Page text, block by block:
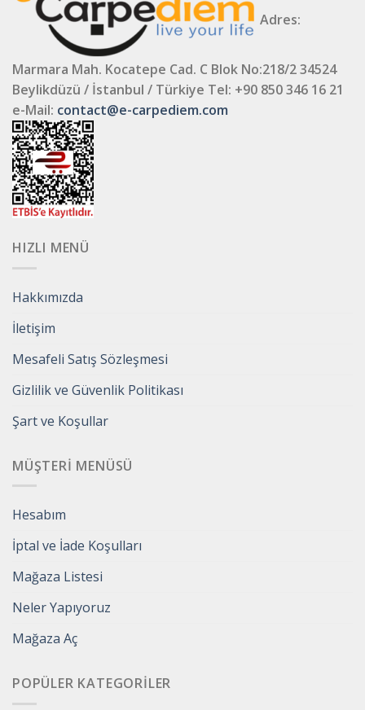
Adres:
Marmara Mah. Kocatepe Cad. C Blok No:218/2 34524
Beylikdüzü / İstanbul / Türkiye Tel: +90 850 346 16 21
e-Mail: contact@e-carpediem.com
HIZLI MENÜ
Hakkımızda
İletişim
Mesafeli Satış Sözleşmesi
Gizlilik ve Güvenlik Politikası
Şart ve Koşullar
MÜŞTERI MENÜSÜ
Hesabım
İptal ve İade Koşulları
Mağaza Listesi
Neler Yapıyoruz
Mağaza Aç
POPÜLER KATEGORILER